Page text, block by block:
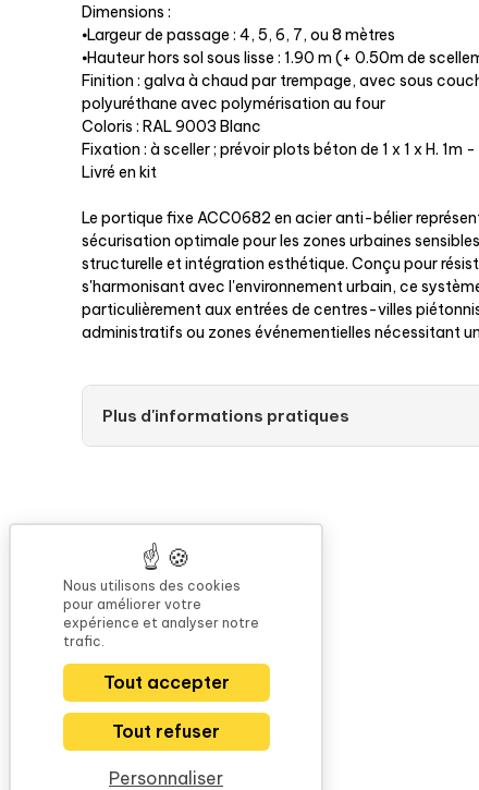
Dimensions :
⦁Largeur de passage : 4, 5, 6, 7, ou 8 mètres
⦁Hauteur hors sol sous lisse : 1.90 m (+ 0.50m de
Finition : galva à chaud par trempage, avec sous
polyuréthane avec polymérisation au four
Coloris : RAL 9003 Blanc
Fixation : à sceller ; prévoir plots béton de 1 x 1 x H. 1m
Livré en kit
Le portique fixe ACC0682 en acier anti-bélier
sécurisation optimale pour les zones urbaines
structurelle et intégration esthétique. Conçu pour
s'harmonisant avec l'environnement urbain, ce
particulièrement aux entrées de centres-villes
administratifs ou zones événementielles nécessitant
Plus d'informations pratiques
Nous utilisons des cookies
pour améliorer votre
expérience et analyser notre
trafic.
Tout accepter
Tout refuser
Personnaliser